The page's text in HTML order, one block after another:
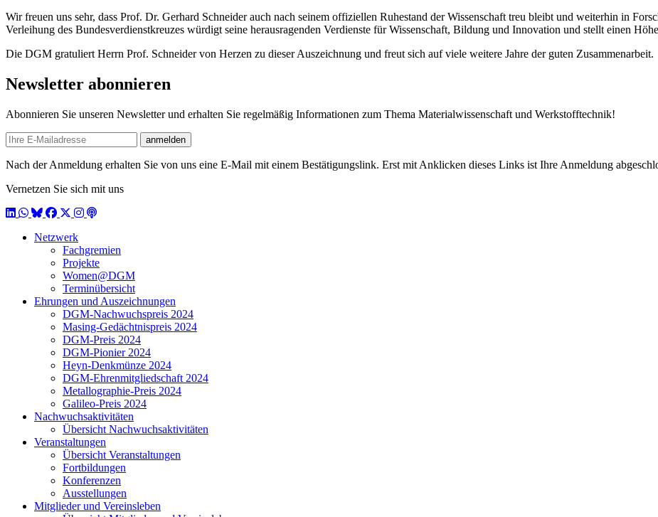
Wir freuen uns sehr, dass Prof. Dr. Gerhard Schneider auch nach seinem offiziellen Ruhestand der Wissenschaft treu bleibt und weiterhin in
Verleihung des Bundesverdienstkreuzes würdigt seine herausragenden Verdienste für Wissenschaft, Bildung und Innovation und stellt einen
Die DGM gratuliert Herrn Prof. Schneider von Herzen zu dieser Auszeichnung und freut sich auf viele weitere Jahre der guten Zusammenarbeit.
Newsletter abonnieren
Abonnieren Sie unseren Newsletter und erhalten Sie regelmäßig Informationen zum Thema Materialwissenschaft und Werkstofftechnik!
E-mail
anmelden
Nach der Anmeldung erhalten Sie von uns eine E-Mail mit einem Bestätigungslink. Erst mit Anklicken dieses Links ist Ihre Anmeldung
Vernetzen Sie sich mit uns
LinkedIn
WhatsApp
BlueSky
Facebook
X / Twitter
Instagram
Podcast
Netzwerk
Fachgremien
Projekte
Women@DGM
Terminübersicht
Ehrungen und Auszeichnungen
DGM-Nachwuchspreis 2024
Masing-Gedächtnispreis 2024
DGM-Preis 2024
DGM-Pionier 2024
Heyn-Denkmünze 2024
DGM-Ehrenmitgliedschaft 2024
Metallographie-Preis 2024
Galileo-Preis 2024
Nachwuchsaktivitäten
Übersicht Nachwuchsaktivitäten
Veranstaltungen
Übersicht Veranstaltungen
Fortbildungen
Konferenzen
Ausstellungen
Mitglieder und Vereinsleben